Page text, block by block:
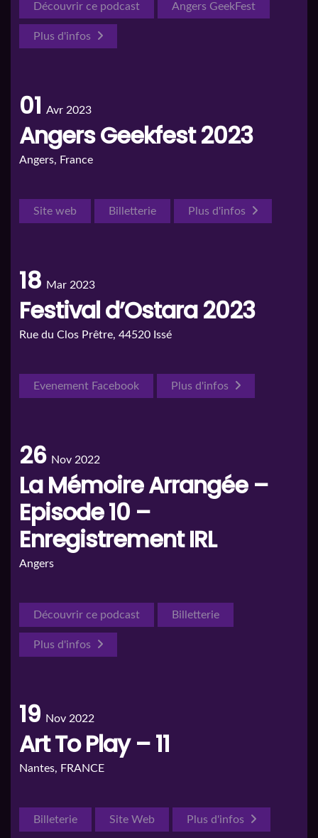
Découvrir ce podcast Angers GeekFest
Plus d'infos
01 Avr 2023
Angers Geekfest 2023
Angers, France
Site web Billetterie Plus d'infos
18 Mar 2023
Festival d’Ostara 2023
Rue du Clos Prêtre, 44520 Issé
Evenement Facebook Plus d'infos
26 Nov 2022
La Mémoire Arrangée –
Episode 10 –
Enregistrement IRL
Angers
Découvrir ce podcast Billetterie
Plus d'infos
19 Nov 2022
Art To Play – 11
Nantes, FRANCE
Billeterie Site Web Plus d'infos